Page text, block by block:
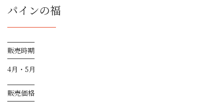
パインの福
販売時期
4月・5月
販売価格